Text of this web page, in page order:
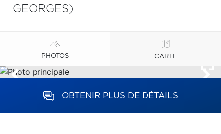
GEORGES)
PHOTOS CARTE
OBTENIR PLUS DE DÉTAILS